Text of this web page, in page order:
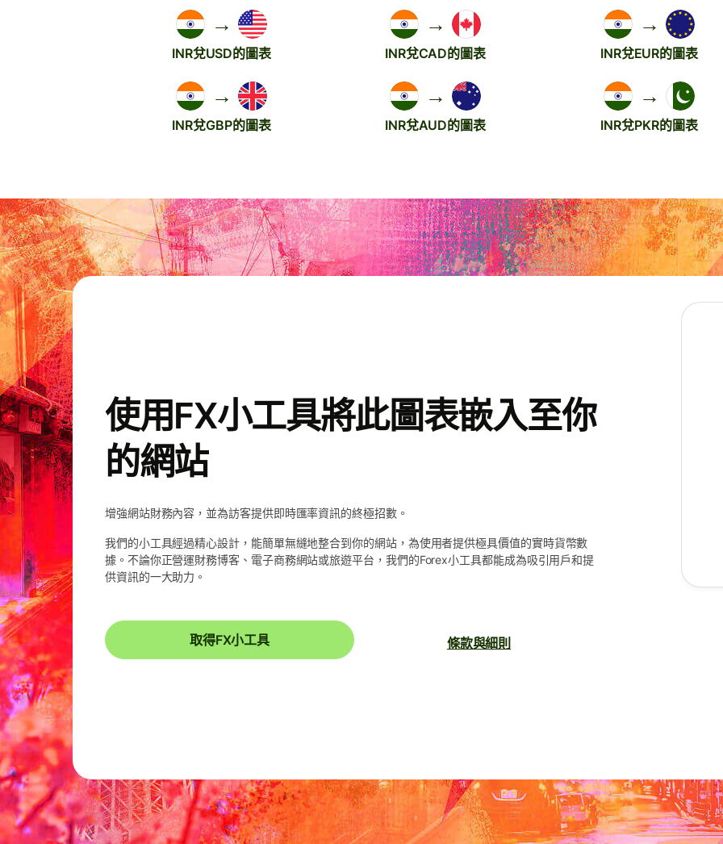
→
INR兌USD的圖表
→
INR兌CAD的圖表
→
INR兌EUR的圖表
→
INR兌GBP的圖表
→
INR兌AUD的圖表
→
INR兌PKR的圖表
使用FX小工具將此圖表嵌入至你
的網站
增強網站財務內容，並為訪客提供即時匯率資訊的終極招數。
我們的小工具經過精心設計，能簡單無縫地整合到你的網站，為使用者提供極具價值的實時貨幣數
據。不論你正營運財務博客、電子商務網站或旅遊平台，我們的Forex小工具都能成為吸引用戶和提
供資訊的一大助力。
取得FX小工具 條款與細則